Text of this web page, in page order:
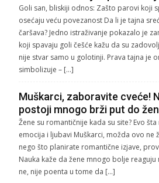
Goli san, bliskiji odnos: Zašto parovi koji
osećaju veću povezanost Da li je tajna
čaršava? Jedno istraživanje pokazalo je
koji spavaju goli češće kažu da su
nije stvar samo u golotinji. Prava tajna je
simbolizuje – […]
Muškarci, zaboravite cveće!
postoji mnogo brži put do
Žene su romantičnije kada su site? Evo
emocija i ljubavi Muškarci, možda ovo ne
nego što planirate romantične izjave,
Nauka kaže da žene mnogo bolje reaguju
ne, nije poenta u tome da […]